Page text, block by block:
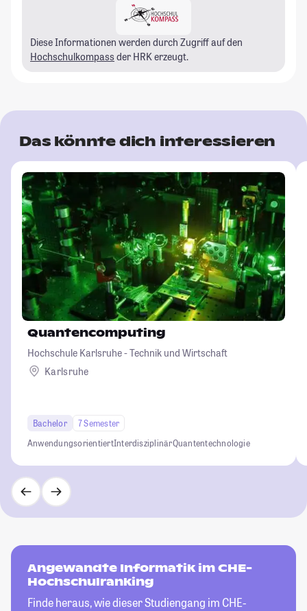
Diese Informationen werden durch Zugriff auf den
Hochschulkompass der HRK erzeugt.
Das könnte dich interessieren
Quantencomputing
Hochschule Karlsruhe - Technik und Wirtschaft
Karlsruhe
Bachelor
7 Semester
AnwendungsorientiertInterdisziplinärQuantentechnologie
Angewandte Informatik im CHE-
Hochschulranking
Finde heraus, wie dieser Studiengang im CHE-